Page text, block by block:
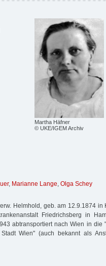
Martha Häfner
© UKE/IGEM Archiv
, Marianne Lange, Olga Schey
Helmhold, geb. am 12.9.1874 in
Friedrichsberg in
abtransportiert nach Wien in die
Wien" (auch bekannt als